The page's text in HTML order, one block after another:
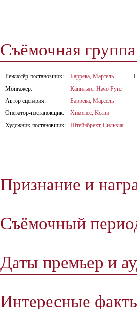
Съёмочная
Режиссёр-постановщик:
Баррена, Марсель
Монтажёр:
Капильяс, Начо Руис
Автор сценария:
Баррена, Марсель
Оператор-постановщик:
Хименес, Ксави
Художник-постановщик:
Штейнбрехт, Сильвия
Признание и
Съёмочный
Даты премьер и
Интересные